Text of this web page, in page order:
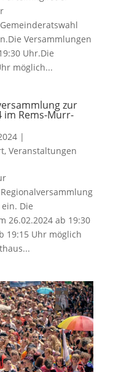
Versammlungen
Uhr.Die
möglich...
zur
im Rems-Murr-
|
, Veranstaltungen
Die
26.02.2024 ab 19:30
19:15 Uhr möglich